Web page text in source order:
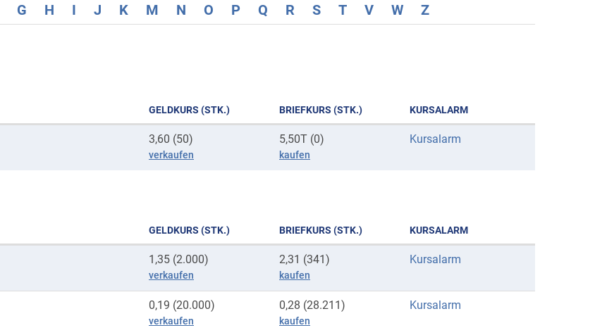
G H I J K M N O P Q R S T V W Z
GELDKURS (STK.) BRIEFKURS (STK.) KURSALARM
3,60 (50)
verkaufen
5,50T (0)
kaufen
Kursalarm
GELDKURS (STK.) BRIEFKURS (STK.) KURSALARM
1,35 (2.000)
verkaufen
2,31 (341)
kaufen
Kursalarm
0,19 (20.000)
verkaufen
0,28 (28.211)
kaufen
Kursalarm